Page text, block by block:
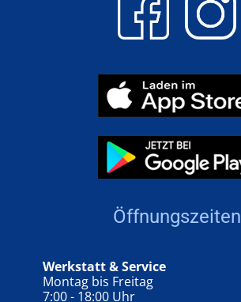
Öffnungszeiten
Werkstatt & Service
Montag bis Freitag
7:00 - 18:00 Uhr